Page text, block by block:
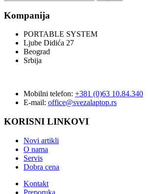
Kompanija
PORTABLE SYSTEM
Ljube Didića 27
Beograd
Srbija
Mobilni telefon: +381 (0)63 10.84.340
E-mail: office@svezalaptop.rs
KORISNI LINKOVI
Novi artikli
O nama
Servis
Dobra cena
Kontakt
Preporuka